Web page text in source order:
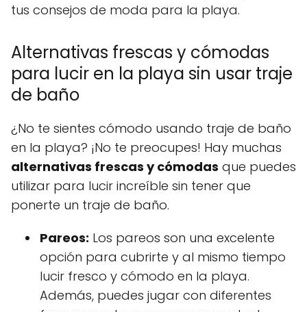
tus consejos de moda para la playa.
Alternativas frescas y cómodas
para lucir en la playa sin usar traje
de baño
¿No te sientes cómodo usando traje de baño
en la playa? ¡No te preocupes! Hay muchas
alternativas frescas y cómodas que puedes
utilizar para lucir increíble sin tener que
ponerte un traje de baño.
Pareos: Los pareos son una excelente
opción para cubrirte y al mismo tiempo
lucir fresco y cómodo en la playa.
Además, puedes jugar con diferentes